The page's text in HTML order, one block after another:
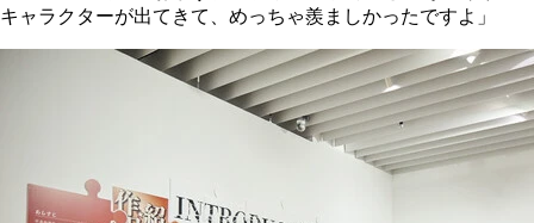
キャラクターが出てきて、めっちゃ羨ましかったですよ」